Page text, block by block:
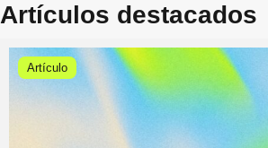
Artículos destacados
Artículo